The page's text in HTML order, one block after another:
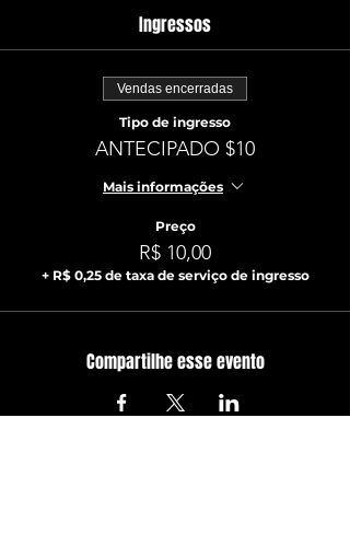
Ingressos
Vendas encerradas
Tipo de ingresso
ANTECIPADO $10
Mais informações
Preço
R$ 10,00
+ R$ 0,25 de taxa de serviço de ingresso
Compartilhe esse evento